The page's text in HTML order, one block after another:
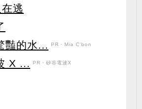
逃
豔的水...
PR・Mia C'bon
X ... PR・矽谷電波X